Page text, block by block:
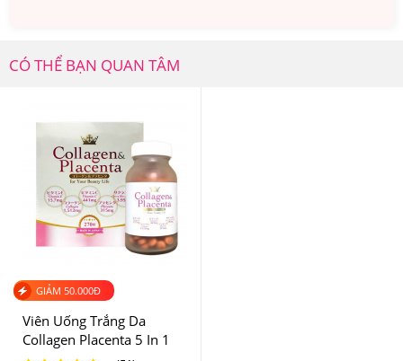
CÓ THỂ BẠN QUAN TÂM
GIẢM 50.000Đ
Viên Uống Trắng Da
Collagen Placenta 5 In 1